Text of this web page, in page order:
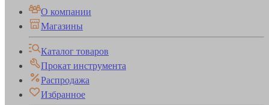
О компании
Магазины
Каталог товаров
Прокат инструмента
Распродажа
Избранное